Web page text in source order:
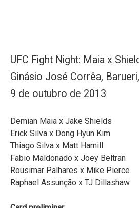
UFC Fight Night: Maia x
Ginásio José Corrêa,
9 de outubro de 2013
Demian Maia x Jake Shields
Erick Silva x Dong Hyun Kim
Thiago Silva x Matt Hamill
Fabio Maldonado x Joey Beltran
Rousimar Palhares x Mike Pierce
Raphael Assunção x TJ Dillashaw